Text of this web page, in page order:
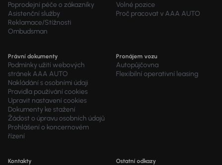
Poprodejní péče o zákazníky
Asistenční služby
Reklamace/Stížnosti
Ombudsman
Volné pozice
Proč pracovat v AAA AUTO
Právní dokumenty
Podmínky užití webových
stránek AAA AUTO
Nakládání s osobními údaji
Pravidla používání cookies
Upravit nastavení cookies
Dokumenty ke stažení
Žádost o úpravu osobních údajů
Prohlášení o koncernovém
řízení
Pronájem vozu
Autopůjčovna
Flexibilní operativní leasing
Kontakty Ostatní odkazy